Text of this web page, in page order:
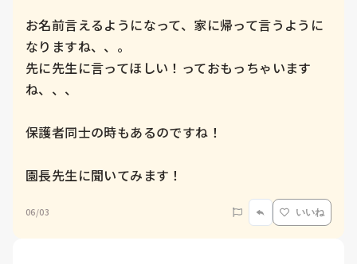
お名前言えるようになって、家に帰って言うように
なりますね、、。
先に先生に言ってほしい！っておもっちゃいます
ね、、、
保護者同士の時もあるのですね！
園長先生に聞いてみます！
06/03 いいね